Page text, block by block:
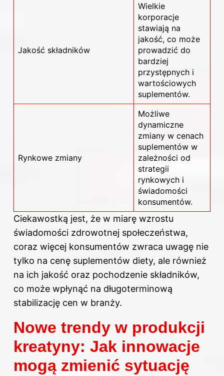
Jakość składników
Wielkie
korporacje
stawiają na
jakość, co może
prowadzić do
bardziej
przystępnych i
wartościowych
suplementów.
Rynkowe zmiany
Możliwe
dynamiczne
zmiany w cenach
suplementów w
zależności od
strategii
rynkowych i
świadomości
konsumentów.
Ciekawostką jest, że w miarę wzrostu
świadomości zdrowotnej społeczeństwa,
coraz więcej konsumentów zwraca uwagę nie
tylko na cenę suplementów diety, ale również
na ich jakość oraz pochodzenie składników,
co może wpłynąć na długoterminową
stabilizację cen w branży.
Nowe trendy w produkcji
kreatyny: Jak innowacje
mogą zmienić sytuację